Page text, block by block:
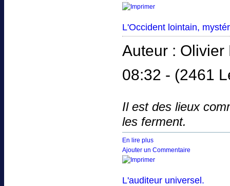
L'Occident lointain,
Auteur :
08:32 - (2461
Il est des lieux
les ferment.
En lire plus
Ajouter un Commentaire
L'auditeur universel.